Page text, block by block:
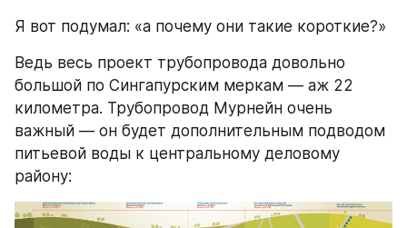
Я вот подумал: «а почему они такие короткие?»
Ведь весь проект трубопровода довольно
большой по Сингапурским меркам — аж 22
километра. Трубопровод Мурнейн очень
важный — он будет дополнительным подводом
питьевой воды к центральному деловому
району: